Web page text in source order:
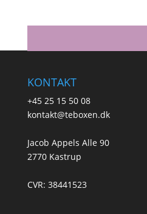
KONTAKT
+45 25 15 50 08
kontakt@teboxen.dk
Jacob Appels Alle 90
2770 Kastrup
CVR: 38441523